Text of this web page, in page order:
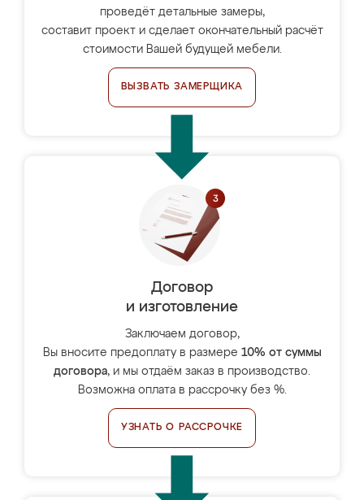
проведёт детальные замеры,
составит проект и сделает окончательный расчёт
стоимости Вашей будущей мебели.
ВЫЗВАТЬ ЗАМЕРЩИКА
Договор
и изготовление
Заключаем договор,
Вы вносите предоплату в размере 10% от суммы
договора, и мы отдаём заказ в производство.
Возможна оплата в рассрочку без %.
УЗНАТЬ О РАССРОЧКЕ